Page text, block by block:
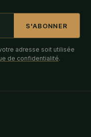
S'ABONNER
adresse soit utilisée
de confidentialité.